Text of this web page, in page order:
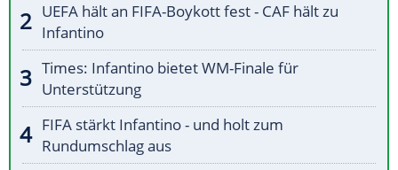
UEFA hält an FIFA-Boykott fest - CAF hält zu
Infantino
Times: Infantino bietet WM-Finale für
Unterstützung
FIFA stärkt Infantino - und holt zum
Rundumschlag aus